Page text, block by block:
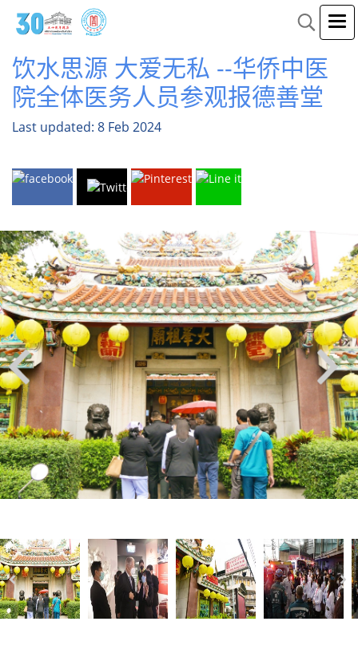
饮水思源 大爱无私 --华侨中医
院全体医务人员参观报德善堂
Last updated: 8 Feb 2024